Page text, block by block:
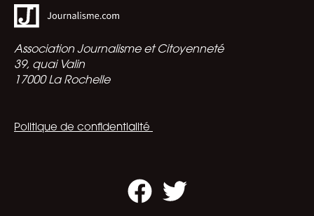
Association Journalisme et Citoyenneté
39, quai Valin
17000 La Rochelle
Politique de confidentialité
Facebook
Twitter